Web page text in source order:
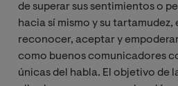
de superar sus sentimientos o
hacia sí mismo y su
reconocer, aceptar y
como buenos comunicadores
únicas del habla. El objetivo de